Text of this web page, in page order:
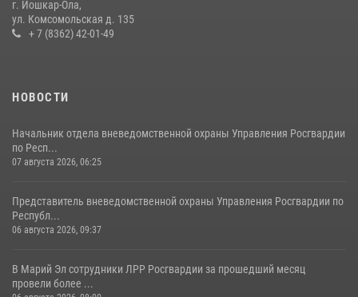
Управление Росгвардии по Республике Марий Эл приняло участие в
г. Йошкар-Ола,
ул. Комсомольская д. 135
+ 7 (8362) 42-01-49
НОВОСТИ
Начальник отдела вневедомственной охраны Управления Росгвардии
по Респ...
07 августа 2026, 06:25
Представитель вневедомственной охраны Управления Росгвардии по
Республ...
06 августа 2026, 09:37
В Марий Эл сотрудники ЛРР Росгвардии за прошедший месяц
провели более ...